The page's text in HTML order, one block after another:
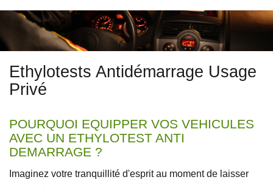
Ethylotests Antidémarrage Usage
Privé
POURQUOI EQUIPPER VOS VEHICULES
AVEC UN ETHYLOTEST ANTI
DEMARRAGE ?
Imaginez votre tranquillité d'esprit au moment de laisser